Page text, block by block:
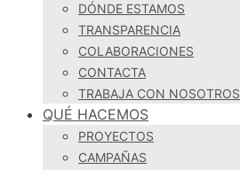
DÓNDE ESTAMOS
TRANSPARENCIA
COLABORACIONES
CONTACTA
TRABAJA CON NOSOTROS
QUÉ HACEMOS
PROYECTOS
CAMPAÑAS